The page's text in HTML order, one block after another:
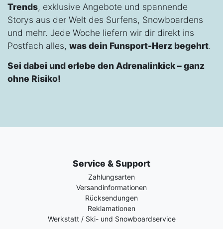
Trends, exklusive Angebote und spannende
Storys aus der Welt des Surfens, Snowboardens
und mehr. Jede Woche liefern wir dir direkt ins
Postfach alles, was dein Funsport-Herz begehrt.
Sei dabei und erlebe den Adrenalinkick – ganz
ohne Risiko!
Service & Support
Zahlungsarten
Versandinformationen
Rücksendungen
Reklamationen
Werkstatt / Ski- und Snowboardservice